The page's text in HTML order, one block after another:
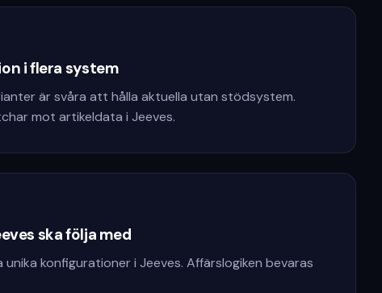
i flera system
är svåra att hålla aktuella utan stödsystem.
mot artikeldata i Jeeves.
ska följa med
konfigurationer i Jeeves. Affärslogiken bevaras